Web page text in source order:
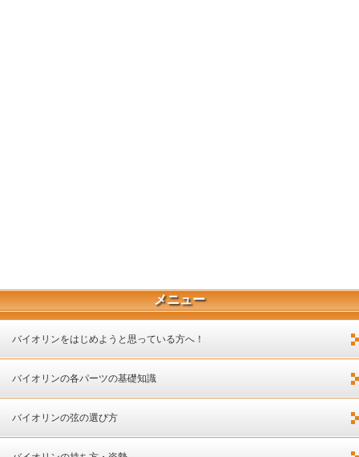
メニュー
バイオリンをはじめようと思っている方へ！
バイオリンの各パーツの基礎知識
バイオリンの弦の選び方